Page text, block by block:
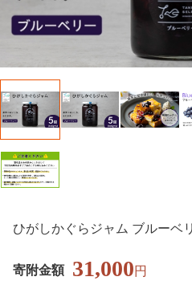
ひがしかぐらジャム ブルーベ
寄附金額 31,000円